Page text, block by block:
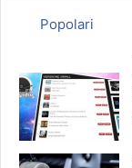
Popolari